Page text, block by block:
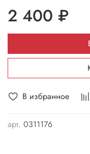
В избранное
арт. 0311176
2 400 ₽